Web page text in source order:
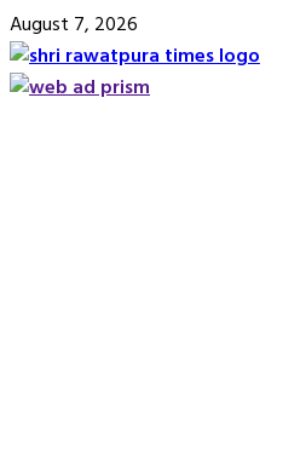
Skip
to
content
August 7, 2026